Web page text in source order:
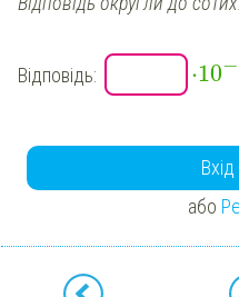
Відповідь: ⋅10−
або